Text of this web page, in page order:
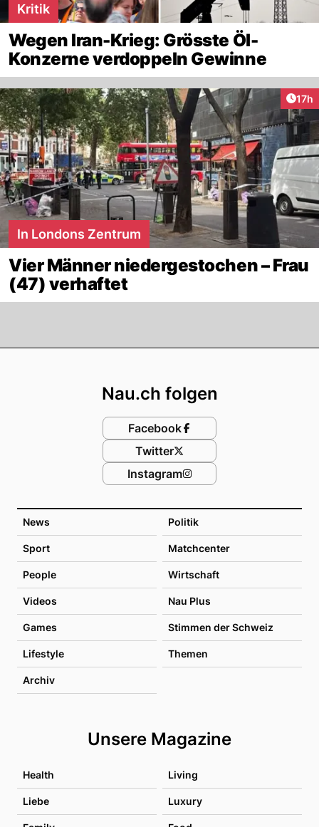
Kritik
Wegen Iran-Krieg: Grösste Öl-
Konzerne verdoppeln Gewinne
17h
In Londons Zentrum
Vier Männer niedergestochen – Frau
(47) verhaftet
News Politik
Sport Matchcenter
People Wirtschaft
Videos Nau Plus
Games Stimmen der Schweiz
Lifestyle Themen
Archiv
Unsere Magazine
Health Living
Liebe Luxury
Nau.ch folgen
Facebook
Twitter
Instagram